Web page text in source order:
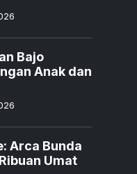
Bajo
Anak dan
Arca Bunda
Umat